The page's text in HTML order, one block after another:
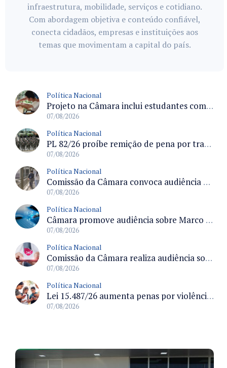
infraestrutura, mobilidade, serviços e cotidiano.
Com abordagem objetiva e conteúdo confiável,
conecta cidadãos, empresas e instituições aos
temas que movimentam a capital do país.
Política Nacional
Projeto na Câmara inclui estudantes com deficiência no regime escolar especial da LDB e estabelece critérios para frequência
07/08/2026
Política Nacional
PL 82/26 proíbe remição de pena por trabalho em funções militares para condenados por crimes contra o Estado Democrático de Direito
07/08/2026
Política Nacional
Comissão da Câmara convoca audiência para discutir misoginia nas escolas e universidades após divulgação de listas misóginas
07/08/2026
Política Nacional
Câmara promove audiência sobre Marco de Fomento à Economia Digital e impactos da inteligência artificial
07/08/2026
Política Nacional
Comissão da Câmara realiza audiência sobre apostas online para medir o tamanho do mercado ilegal
07/08/2026
Política Nacional
Lei 15.487/26 aumenta penas por violência sexual digital contra crianças e adolescentes e autoriza ronda virtual para investigação
07/08/2026